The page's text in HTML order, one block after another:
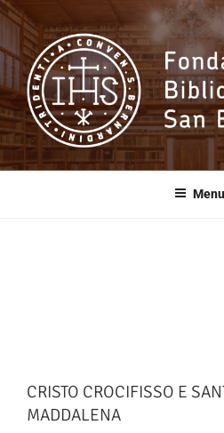
Salta
contenuto
Fondazione
Biblioteca SanMenu
CRISTO CROCIFISSO E
MADDALENA